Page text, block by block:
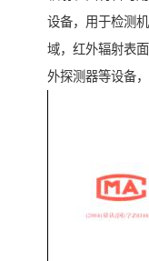
设备，用于检测
域，红外辐射表
外探测器等设备